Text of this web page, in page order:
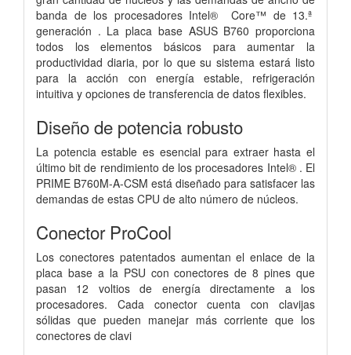
banda de los procesadores Intel® Core™ de 13.ª
generación . La placa base ASUS B760 proporciona
todos los elementos básicos para aumentar la
productividad diaria, por lo que su sistema estará listo
para la acción con energía estable, refrigeración
intuitiva y opciones de transferencia de datos flexibles.
Diseño de potencia robusto
La potencia estable es esencial para extraer hasta el
último bit de rendimiento de los procesadores Intel® . El
PRIME B760M-A-CSM está diseñado para satisfacer las
demandas de estas CPU de alto número de núcleos.
Conector ProCool
Los conectores patentados aumentan el enlace de la
placa base a la PSU con conectores de 8 pines que
pasan 12 voltios de energía directamente a los
procesadores. Cada conector cuenta con clavijas
sólidas que pueden manejar más corriente que los
conectores de clavi